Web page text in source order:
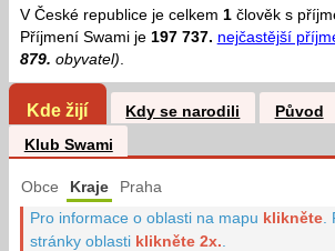
V České republice je celkem 1člověk s
Příjmení Swami je 197 737. nejčastější
879. obyvatel).
Kde žijí Kdy se narodili Původ
Klub Swami
Obce Kraje Praha
Pro informace o oblasti na mapu klikněte
stránky oblasti klikněte 2x.